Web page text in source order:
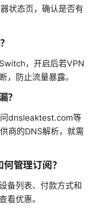
状态页，确认是否有
，开启后若VPN
，防止流量暴露。
？
dnsleaktest.com等
商的DNS解析，就需
管理订阅？
备列表、付款方式和
看优惠。